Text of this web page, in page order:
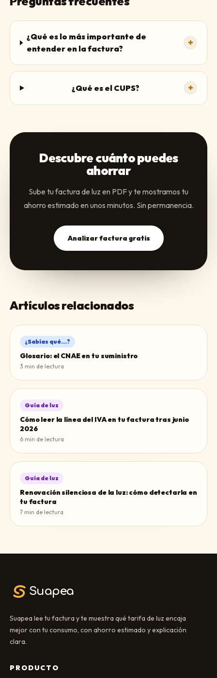
¿Qué es lo más importante de
entender en la factura?
+
¿Qué es el CUPS? +
Descubre cuánto puedes
ahorrar
Sube tu factura de luz en PDF y te mostramos tu
ahorro estimado en unos minutos. Sin permanencia.
Analizar factura gratis
Artículos relacionados
¿Sabías qué...?
Glosario: el CNAE en tu suministro
3 min de lectura
Guía de luz
Cómo leer la línea del IVA en tu factura tras junio
2026
6 min de lectura
Guía de luz
Renovación silenciosa de la luz: cómo detectarla en
tu factura
7 min de lectura
Suapea
Suapea lee tu factura y te muestra qué tarifa de luz encaja
mejor con tu consumo, con ahorro estimado y explicación
clara.
PRODUCTO